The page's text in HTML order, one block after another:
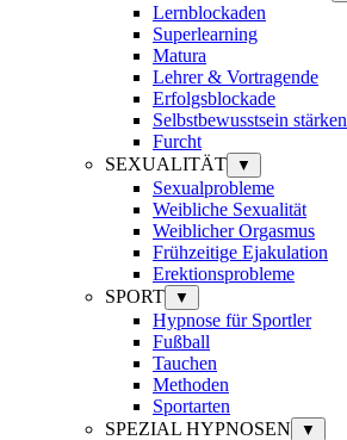
Lernblockaden
Superlearning
Matura
Lehrer & Vortragende
Erfolgsblockade
Selbstbewusstsein stärken
Furcht
SEXUALITÄT
▼
Sexualprobleme
Weibliche Sexualität
Weiblicher Orgasmus
Frühzeitige Ejakulation
Erektionsprobleme
SPORT
▼
Hypnose für Sportler
Fußball
Tauchen
Methoden
Sportarten
SPEZIAL HYPNOSEN
▼